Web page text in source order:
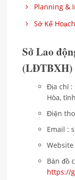
Planning &
Sở Kế
Sở Lao
(LĐTBXH)
Địa chỉ :
Hòa,
Điện
Email :
Bản đồ
https://